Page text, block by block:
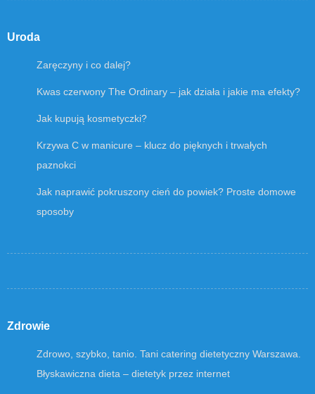
Uroda
Zaręczyny i co dalej?
Kwas czerwony The Ordinary – jak działa i jakie ma efekty?
Jak kupują kosmetyczki?
Krzywa C w manicure – klucz do pięknych i trwałych
paznokci
Jak naprawić pokruszony cień do powiek? Proste domowe
sposoby
Zdrowie
Zdrowo, szybko, tanio. Tani catering dietetyczny Warszawa.
Błyskawiczna dieta – dietetyk przez internet